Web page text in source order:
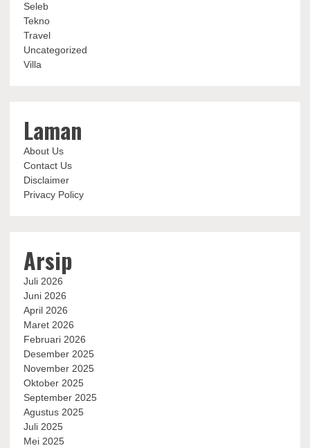
Seleb
Tekno
Travel
Uncategorized
Villa
Laman
About Us
Contact Us
Disclaimer
Privacy Policy
Arsip
Juli 2026
Juni 2026
April 2026
Maret 2026
Februari 2026
Desember 2025
November 2025
Oktober 2025
September 2025
Agustus 2025
Juli 2025
Mei 2025